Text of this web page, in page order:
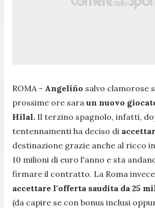
ROMA - Angeliño salvo clamorose
prossime ore sara un nuovo
Hilal. Il terzino spagnolo, infatti,
tentennamenti ha deciso di
destinazione grazie anche al ricco
10 milioni di euro l'anno e sta
firmare il contratto. La Roma
accettare l'offerta saudita da 25
(da capire se con bonus inclusi